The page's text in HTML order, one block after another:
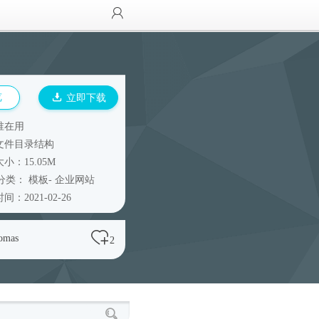
立即下载
在用
件目录结构
小：15.05M
类： 模板- 企业网站
间：2021-02-26
2